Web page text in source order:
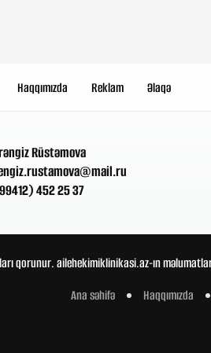
Haqqımızda Reklam Əlaqə
Rüstəmova
452 25 37
qorunur. ailehekimiklinikasi.az-ın
Ana səhifə
Haqqımızda